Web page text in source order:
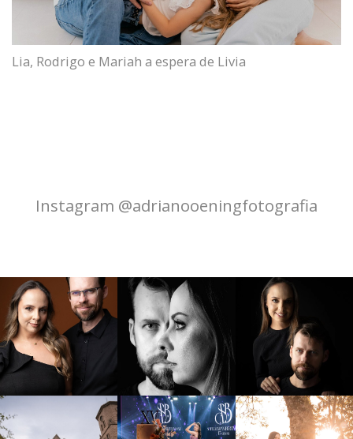
Lia, Rodrigo e Mariah a espera de Livia
Instagram @adrianooeningfotografia